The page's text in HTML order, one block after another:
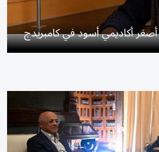
أصغر أكاديمي أسود في كامبريدج